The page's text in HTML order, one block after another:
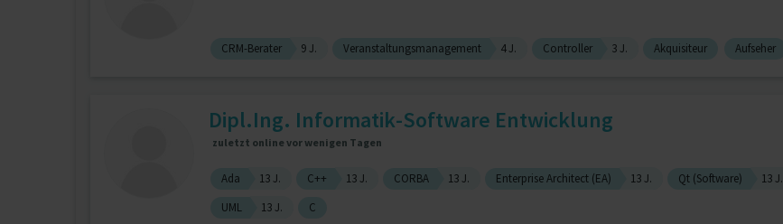
CRM-Berater 9 J. Veranstaltungsmanagement 4 J. Controller 3 J. Akquisiteur Aufseher
Dipl.Ing. Informatik-Software Entwicklung
zuletzt online vor wenigen Tagen
Ada 13 J. C++ 13 J. CORBA 13 J. Enterprise Architect (EA) 13 J. Qt (Software)
13 J.
UML
13 J. C